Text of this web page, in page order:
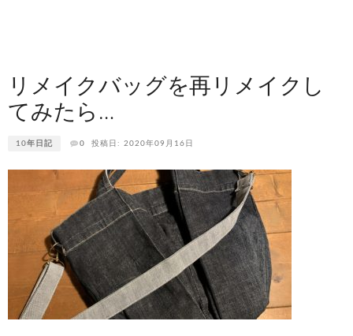
リメイクバッグを再リメイクし
てみたら…
10年日記 0 投稿日: 2020年09月16日